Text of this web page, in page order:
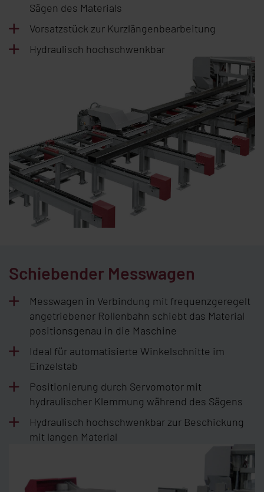
Sägen des Materials
Vorsatzstück zur Kurzlängenbearbeitung
Hydraulisch hochschwenkbar
Schiebender Messwagen
Messwagen in Verbindung mit frequenzgeregelt
angetriebener Rollenbahn schiebt das Material
positionsgenau in die Maschine
Ideal für automatisierte Winkelschnitte im
Einzelstab
Positionierung durch Servomotor mit
hydraulischer Klemmung während des Sägens
Hydraulisch hochschwenkbar zur Beschickung
mit langen Material